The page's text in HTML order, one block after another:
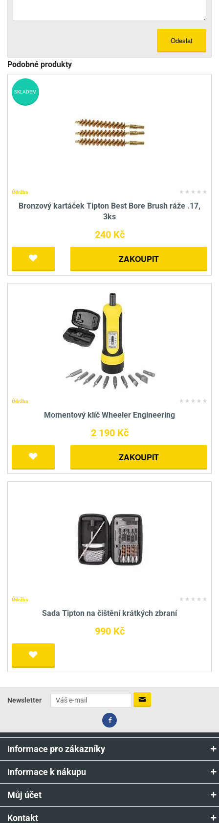
Odeslat
Podobné produkty
Údržba
Bronzový kartáček Tipton Best Bore Brush ráže .17,
3ks
240 Kč
ZAKOUPIT
SKLADEM
Údržba
Momentový klíč Wheeler Engineering
2 190 Kč
ZAKOUPIT
Údržba
Sada Tipton na čištění krátkých zbraní
990 Kč
Newsletter
Informace pro zákazníky
Informace k nákupu
Můj účet
Kontakt